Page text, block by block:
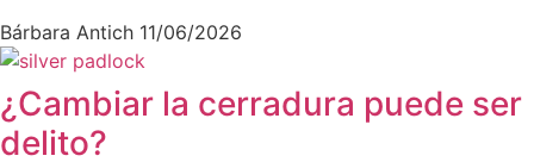
Bárbara Antich 11/06/2026
¿Cambiar la cerradura puede ser
delito?